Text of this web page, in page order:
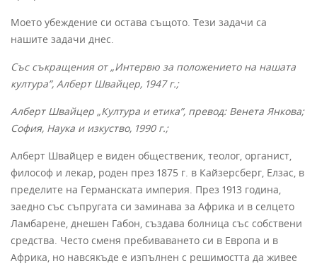
Моето убеждение си остава същото. Тези задачи са
нашите задачи днес.
Със съкращения от „Интервю за положението на нашата
култура”, Алберт Швайцер, 1947 г.;
Алберт Швайцер „Култура и етика”, превод: Венета Янкова;
София, Наука и изкуство, 1990 г.;
Алберт Швайцер е виден общественик, теолог, органист,
философ и лекар, роден през 1875 г. в Кайзерсберг, Елзас, в
пределите на Германската империя. През 1913 година,
заедно със съпругата си заминава за Африка и в селцето
Ламбарене, днешен Габон, създава болница със собствени
средства. Често сменя пребиваването си в Европа и в
Африка, но навсякъде е изпълнен с решимостта да живее